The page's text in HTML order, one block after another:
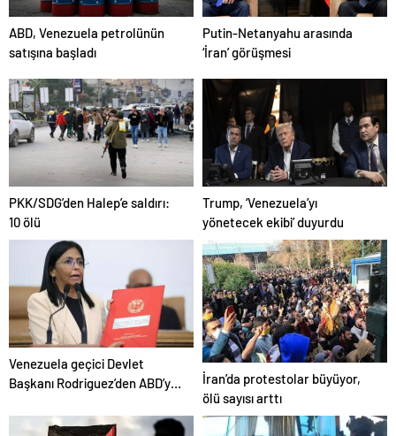
ABD, Venezuela petrolünün
satışına başladı
Putin-Netanyahu arasında
‘İran’ görüşmesi
PKK/SDG’den Halep’e saldırı:
10 ölü
Trump, ‘Venezuela’yı
yönetecek ekibi’ duyurdu
Venezuela geçici Devlet
Başkanı Rodriguez’den ABD’ye
İran’da protestolar büyüyor,
ölü sayısı arttı